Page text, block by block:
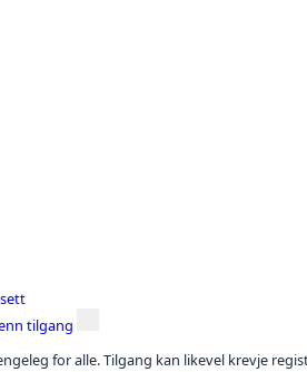
tilgang
for alle. Tilgang kan likevel krevje